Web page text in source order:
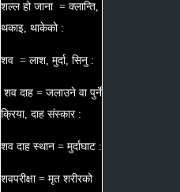
शल्ल हो जाना = क्लान्ति,
थकाइ, थाकेको :
शव = लाश, मुर्दा, सिनु :
शव दाह = जलाउने वा पुर्ने
क्रिया, दाह संस्कार :
शव दाह स्थान = मुर्दाघाट :
शवपरीक्षा = मृत शरीरको